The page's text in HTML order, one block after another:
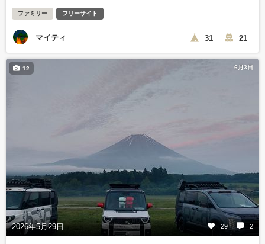
ファミリー フリーサイト
マイティ 31 21
6月3日
2026年5月29日 29 2
12